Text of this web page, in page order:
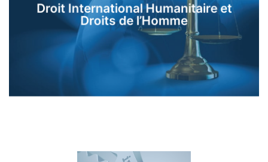
En savoir plus
Droit International Humanitaire et
Droits de l’Homme